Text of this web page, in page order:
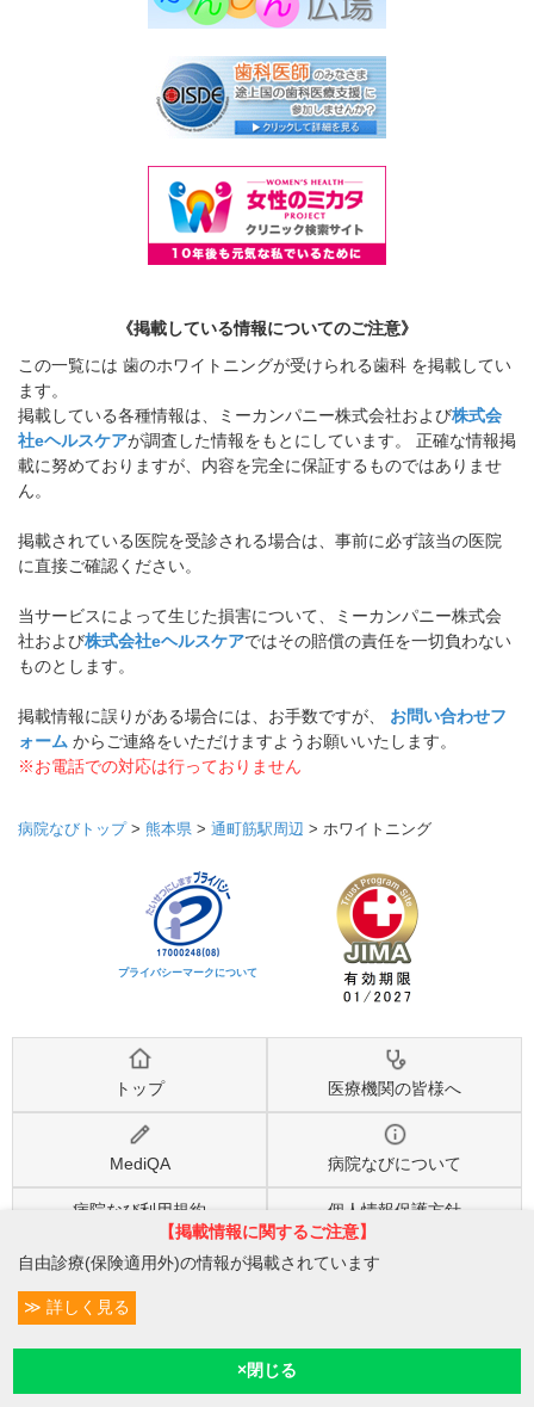
《掲載している情報についてのご注意》
この一覧には 歯のホワイトニングが受けられる歯科 を掲載してい
ます。
掲載している各種情報は、ミーカンパニー株式会社および株式会
社eヘルスケアが調査した情報をもとにしています。 正確な情報掲
載に努めておりますが、内容を完全に保証するものではありませ
ん。
掲載されている医院を受診される場合は、事前に必ず該当の医院
に直接ご確認ください。
当サービスによって生じた損害について、ミーカンパニー株式会
社および株式会社eヘルスケアではその賠償の責任を一切負わない
ものとします。
掲載情報に誤りがある場合には、お手数ですが、 お問い合わせフ
ォーム からご連絡をいただけますようお願いいたします。
※お電話での対応は行っておりません
病院なびトップ> 熊本県 > 通町筋駅周辺 > ホワイトニング
プライバシーマークについて
トップ 医療機関の皆様へ
MediQA 病院なびについて
病院なび利用規約 個人情報保護方針
現在診療
【掲載情報に関するご注意】
自由診療(保険適用外)の情報が掲載されています
詳しく見る